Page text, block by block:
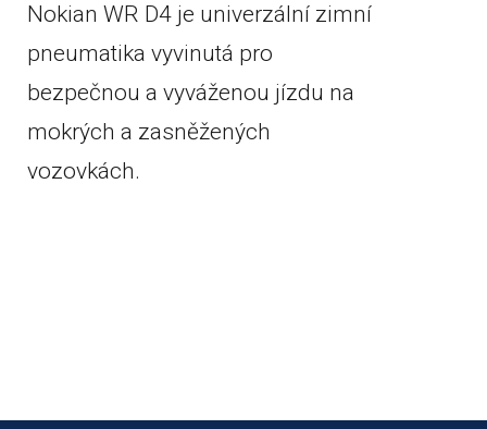
Nokian WR D4 je univerzální zimní
pneumatika vyvinutá pro
bezpečnou a vyváženou jízdu na
mokrých a zasněžených
vozovkách.